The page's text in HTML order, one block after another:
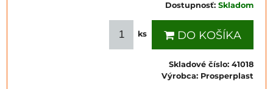
Dostupnosť: Skladom
ks DO KOŠÍKA
Skladové číslo: 41018
Výrobca: Prosperplast